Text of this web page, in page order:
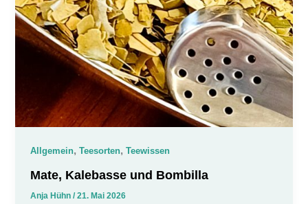
Allgemein,Teesorten,Teewissen
Mate, Kalebasse und Bombilla
Anja Hühn/21. Mai 2026